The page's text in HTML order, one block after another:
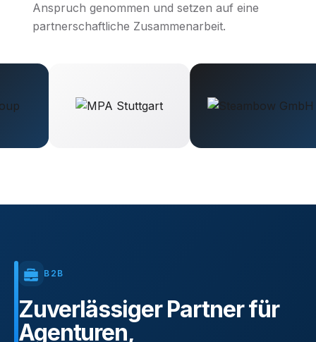
Anspruch genommen und setzen auf eine
partnerschaftliche Zusammenarbeit.
B2B
Zuverlässiger Partnerfür
Agenturen,